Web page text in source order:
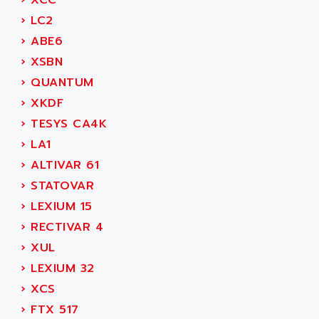
C200
SMC500
SMC200 / 500
PLC-5
NC
SERVO MOTOR
PERMANENT MAGNET MOTOR
BPH
MASAP
SIMODRIVE 210
SIMODRIVE 650
ACER
ACI ALPHANUMERIQUE
ACIM JOUANIN
ACINDUCTO
ACKSYS
ACMA
ACOMEL
ACOOL
ACOPIAN
ACOPOS
ACROMAG
ACS MOTION CONTROL
› LC2
› ABE6
› XSBN
› QUANTUM
› XKDF
› TESYS CA4K
› LA1
› ALTIVAR 61
› STATOVAR
› LEXIUM 15
› RECTIVAR 4
› XUL
› LEXIUM 32
› XCS
› FTX 517